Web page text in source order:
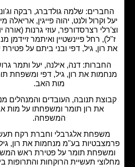
שלמה גולדברג, רבקה וג'וני דוד,
וקרול ולנט, יהוה פייגין, אריאלה מילובאר
רצרסדורפר, עוזי גרנות (אורה יוסיפוב
רחל פיינשטיין ואיתמר זיידמן מנחמים
רון, גיל, דפי ובני ביתם על פטירת יקירם.
דנה, אילנה, יעל ותמר גרושקא
את רון, גיל, דפי ומשפחת תומר על
מות האב.
תנובה, העובדים והמנהלים מנחמים
את רון תומר ומשפחתו על מות אבי
המשפחה.
משפחת אלגרבלי וחברת רקח תעשיות
בע"מ מנחמות את רון, גיל, דפנה
תומר על פטירת ראש המשפחה,
תעשיית הרוקחות והתרופות בישראל.